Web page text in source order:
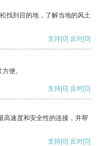
找到目的地，了解当地的风土
支持[0] 反对[0]
便。
支持[0] 反对[0]
高速度和安全性的连接，并帮
支持[0] 反对[0]